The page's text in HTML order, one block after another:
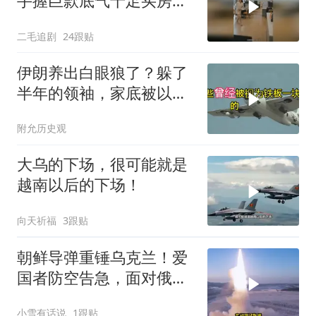
二毛追剧 24跟贴
伊朗养出白眼狼了？躲了
半年的领袖，家底被以色
附允历史观
大乌的下场，很可能就是
越南以后的下场！
向天祈福 3跟贴
朝鲜导弹重锤乌克兰！爱
国者防空告急，面对俄朝
小雪有话说 1跟贴